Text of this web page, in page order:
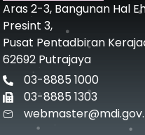
Aras 2-3, Bangunan Hal
Presint 3,
Pusat Pentadbiran
62692 Putrajaya
03-8885 1000
03-8885 1303